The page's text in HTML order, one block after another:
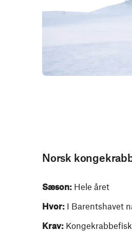
Norsk
Sæson: Hele året
Hvor: I Barentshavet
Krav: